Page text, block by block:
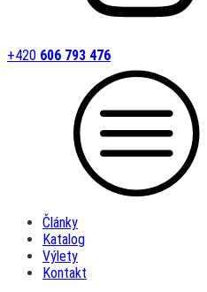
+420 606 793 476
Články
Katalog
Výlety
Kontakt